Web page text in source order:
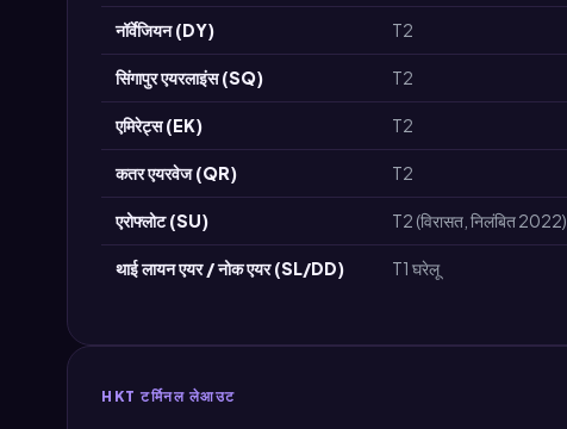
नॉर्वेजियन (DY) T2
सिंगापुर एयरलाइंस (SQ) T2
एमिरेट्स (EK) T2
कतर एयरवेज (QR) T2
एरोफ्लोट (SU) T2 (विरासत, निलंबित 2022)
थाई लायन एयर / नोक एयर (SL/DD) T1 घरेलू
HKT टर्मिनल लेआउट